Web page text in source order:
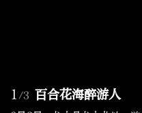
1 /3 百合花海醉游人